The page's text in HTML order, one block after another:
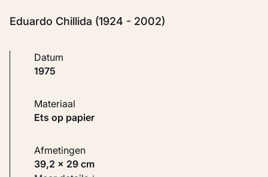
Eduardo Chillida (1924 - 2002)
Datum
1975
Materiaal
Ets op papier
Afmetingen
39,2 × 29 cm